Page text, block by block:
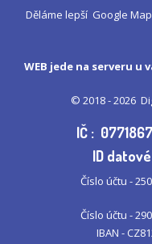
Děláme lepší Google
WEB jede na serveru u
© 2018 - 2026
IČ :
ID
Číslo účtu -
Číslo účtu -
IBAN -